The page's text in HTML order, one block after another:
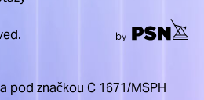
pod značkou C 1671/MSPH